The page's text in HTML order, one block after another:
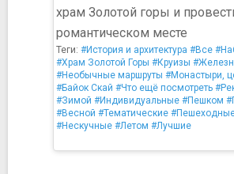
храм Золотой горы и
романтическом месте
Теги: #История и архитектура #Все
#Храм Золотой Горы #Круизы
#Необычные маршруты #Монастыри,
#Байок Скай #Что ещё посмотреть
#Зимой #Индивидуальные #Пешком
#Весной #Тематические
#Нескучные #Летом #Лучшие